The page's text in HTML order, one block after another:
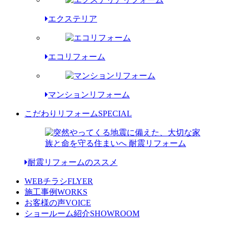
エクステリア
エコリフォーム
マンションリフォーム
こだわりリフォームSPECIAL
耐震リフォームのススメ
WEBチラシFLYER
施工事例WORKS
お客様の声VOICE
ショールーム紹介SHOWROOM